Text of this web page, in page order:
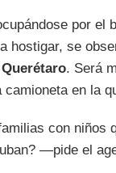
por el
hostigar, se
Querétaro. Será
en la
con niños
—pide el